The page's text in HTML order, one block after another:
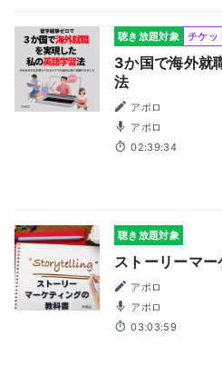
聴き放題対象 チケッ
3か国で海外就
法
アポロ
アポロ
02:39:34
聴き放題対象
ストーリーマ
アポロ
アポロ
03:03:59